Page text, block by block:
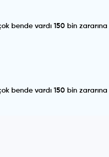
bende vardı 150 bin
bende vardı 150 bin